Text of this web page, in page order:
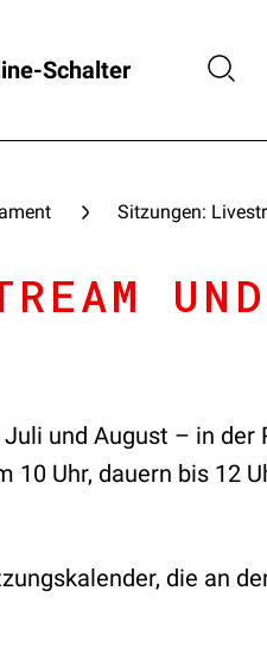
Schalter
Sitzungen:
UND
und August – in
Uhr, dauern bis 12
die an